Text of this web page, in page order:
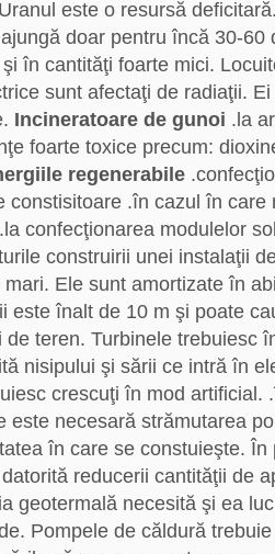
este o resursă
doar pentru încă 30-60
în cantităţi foarte mici.
sunt afectaţi de radiaţii.
Incineratoare de gunoi .la
foarte toxice precum:
regenerabile
constisitoare .în cazul în care
confecţionarea modulelor
construirii unei instalaţii
Ele sunt amortizate în
este înalt de 10 m şi poate
de teren. Turbinele trebuiesc
nisipului şi sării ce intră în
crescuţi în mod artificial.
este necesară strămutarea
în care se constuieşte. În
reducerii cantităţii de
geotermală necesită şi ea
Pompele de căldură